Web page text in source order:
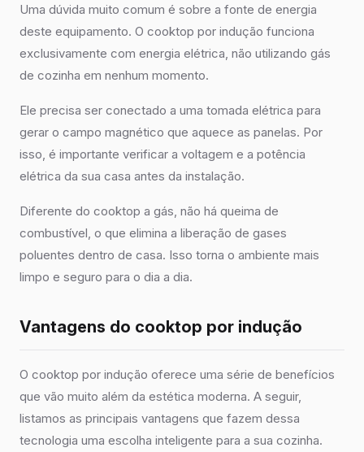
Uma dúvida muito comum é sobre a fonte de energia
deste equipamento. O cooktop por indução funciona
exclusivamente com energia elétrica, não utilizando gás
de cozinha em nenhum momento.
Ele precisa ser conectado a uma tomada elétrica para
gerar o campo magnético que aquece as panelas. Por
isso, é importante verificar a voltagem e a potência
elétrica da sua casa antes da instalação.
Diferente do cooktop a gás, não há queima de
combustível, o que elimina a liberação de gases
poluentes dentro de casa. Isso torna o ambiente mais
limpo e seguro para o dia a dia.
Vantagens do cooktop por indução
O cooktop por indução oferece uma série de benefícios
que vão muito além da estética moderna. A seguir,
listamos as principais vantagens que fazem dessa
tecnologia uma escolha inteligente para a sua cozinha.